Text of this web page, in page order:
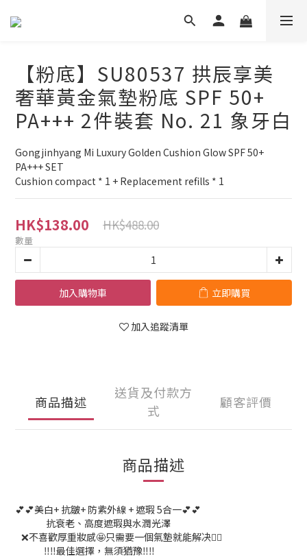
【粉底】SU80537 拱辰享美
奢華黃金氣墊粉底 SPF 50+
PA+++ 2件裝套 No. 21 象牙白
Gongjinhyang Mi Luxury Golden Cushion Glow SPF 50+
PA+++ SET
Cushion compact * 1 + Replacement refills * 1
HK$138.00 HK$488.00
數量
加入購物車 立即購買
加入追蹤清單
商品描述
送貨及付款方
式
顧客評價
商品描述
💕💕美白+ 抗皺+ 防紫外線 + 遮瑕 5合一💕💕
抗衰老、高度遮瑕與水潤光澤
❌不喜歡厚重妝感🤩只需要一個氣墊就能解决👍🏻
‼️‼️最佳選擇，無須猶豫‼️‼️